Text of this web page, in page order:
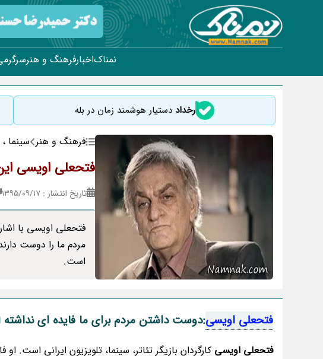
نمناکاخبارفرهنگ و هنر
رخداد دستیار هوشمند زمان در بله
فرهنگ و هنر سینما
فتحعلی اویسی
تاریخ انتشار : ۱۳۹۵/۰۹/۱۷
فتحعلی اویسی با
مردم ما را دوست
است.
فتحعلی اویسی:دوست داشتن مردم برای ما فایده ای
فتحعلی اویسی کارگردان بازیگر تئاتر، سینما، تلویزیون ایرانی است.